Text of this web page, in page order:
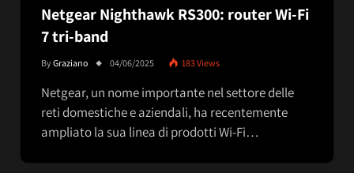
Netgear Nighthawk RS300: router Wi-Fi
7 tri-band
ByGraziano 04/06/2025 183Views
Netgear, un nome importante nel settore delle
reti domestiche e aziendali, ha recentemente
ampliato la sua linea di prodotti Wi-Fi…